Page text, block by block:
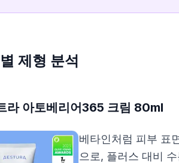
제형 분석
라 아토베리어365 크림 80ml
베타인처럼 피부 표
으로, 플러스 대비